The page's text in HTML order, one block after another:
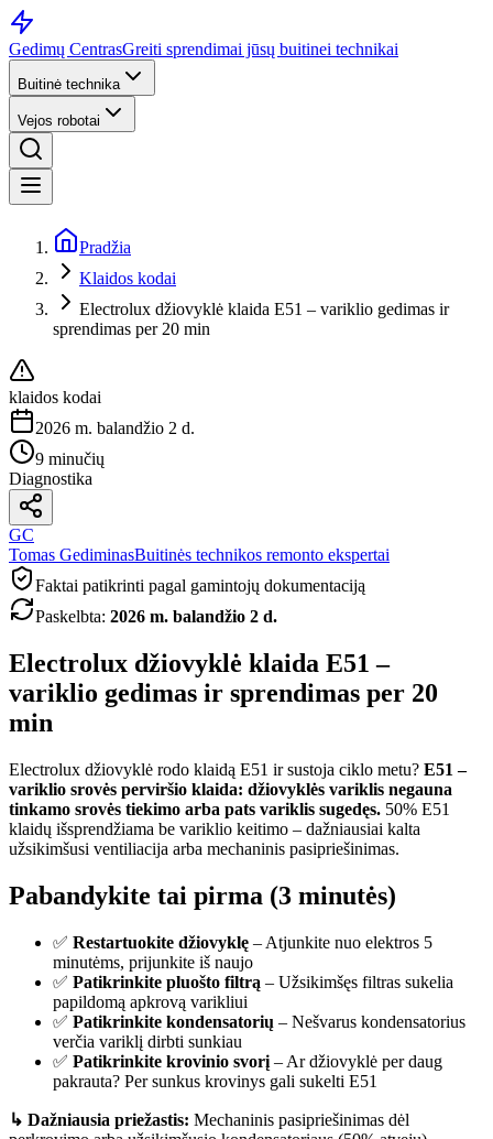
Gedimų CentrasGreiti sprendimai jūsų buitinei technikai
Buitinė technika
Vejos robotai
Pradžia
Klaidos kodai
Electrolux džiovyklė klaida E51 – variklio gedimas ir
sprendimas per 20 min
klaidos kodai
2026 m. balandžio 2 d.
9 minučių
Diagnostika
GC
Tomas GediminasBuitinės technikos remonto ekspertai
Faktai patikrinti pagal gamintojų dokumentaciją
Paskelbta: 2026 m. balandžio 2 d.
Electrolux džiovyklė klaida E51 –
variklio gedimas ir sprendimas per 20
min
Electrolux džiovyklė rodo klaidą E51 ir sustoja ciklo metu? E51 –
variklio srovės perviršio klaida: džiovyklės variklis negauna
tinkamo srovės tiekimo arba pats variklis sugedęs. 50% E51
klaidų išsprendžiama be variklio keitimo – dažniausiai kalta
užsikimšusi ventiliacija arba mechaninis pasipriešinimas.
Pabandykite tai pirma (3 minutės)
✅ Restartuokite džiovyklę – Atjunkite nuo elektros 5
minutėms, prijunkite iš naujo
✅ Patikrinkite pluošto filtrą – Užsikimšęs filtras sukelia
papildomą apkrovą varikliui
✅ Patikrinkite kondensatorių – Nešvarus kondensatorius
verčia variklį dirbti sunkiau
✅ Patikrinkite krovinio svorį – Ar džiovyklė per daug
pakrauta? Per sunkus krovinys gali sukelti E51
↳ Dažniausia priežastis: Mechaninis pasipriešinimas dėl